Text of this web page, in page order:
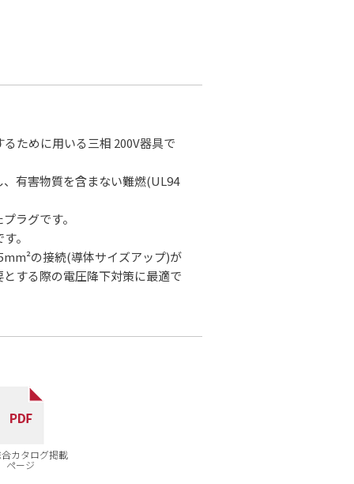
ために用いる三相 200V器具で
有害物質を含まない難燃(UL94
ラグです。
。
の接続(導体サイズアップ)が
する際の電圧降下対策に最適で
合カタログ掲載
ページ